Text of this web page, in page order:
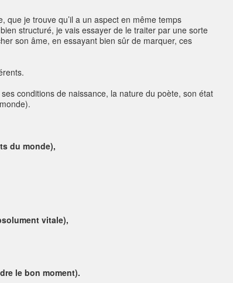
que je trouve qu’il a un aspect en même temps
structuré, je vais essayer de le traiter par une sorte
son âme, en essayant bien sûr de marquer, ces
conditions de naissance, la nature du poète, son état
du monde),
vitale),
le bon moment).